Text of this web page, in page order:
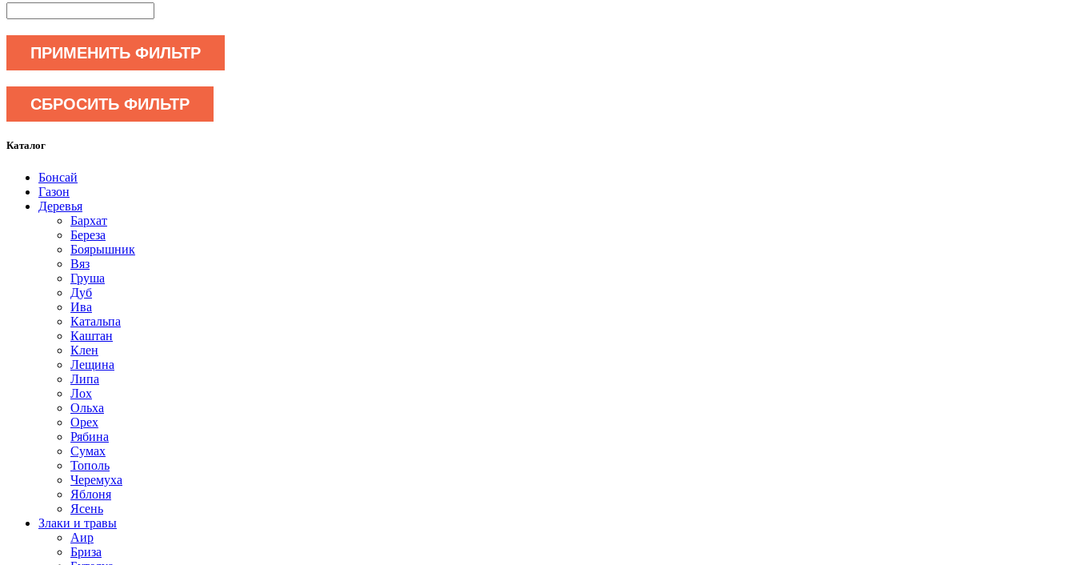
ПРИМЕНИТЬ ФИЛЬТР
СБРОСИТЬ ФИЛЬТР
Каталог
Бонсай
Газон
Деревья
Бархат
Береза
Боярышник
Вяз
Груша
Дуб
Ива
Катальпа
Каштан
Клен
Лещина
Липа
Лох
Ольха
Орех
Рябина
Сумах
Тополь
Черемуха
Яблоня
Ясень
Злаки и травы
Аир
Бриза